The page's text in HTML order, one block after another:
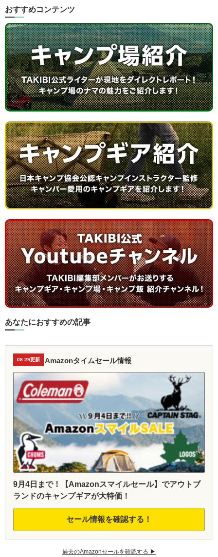
おすすめコンテンツ
あなたにおすすめの記事
08.29更新 Amazonタイムセール情報
9月4日まで！【Amazonスマイルセール】でアウトブ
ランドのキャンプギアが大特価！
セール情報を確認する！
過去のAmazonセールを確認する ▶︎